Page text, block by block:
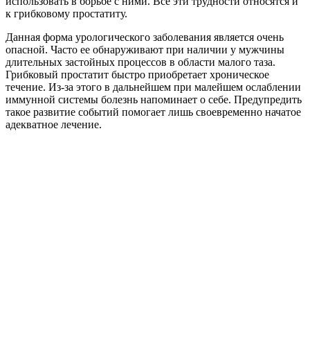
к грибковому простатиту.
Данная форма урологического заболевания является очень
опасной. Часто ее обнаруживают при наличии у мужчины
длительных застойных процессов в области малого таза.
Грибковый простатит быстро приобретает хроническое
течение. Из-за этого в дальнейшем при малейшем ослаблении
иммунной системы болезнь напоминает о себе. Предупредить
такое развитие событий помогает лишь своевременно начатое
адекватное лечение.